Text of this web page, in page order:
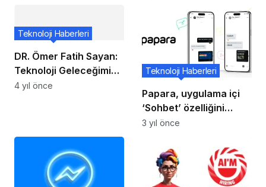
DR. Ömer Fatih Sayan:
Teknoloji Geleceğimizi
Kurtaracak
Teknoloji Haberleri
4 yıl önce
Papara, uygulama içi
‘Sohbet’ özelliğini
duyurdu
Teknoloji Haberleri
3 yıl önce